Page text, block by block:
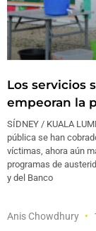
Los servicios
empeoran la
SÍDNEY / KUALA
pública se han
víctimas, ahora aún
programas de
y del Banco
Anis Chowdhury